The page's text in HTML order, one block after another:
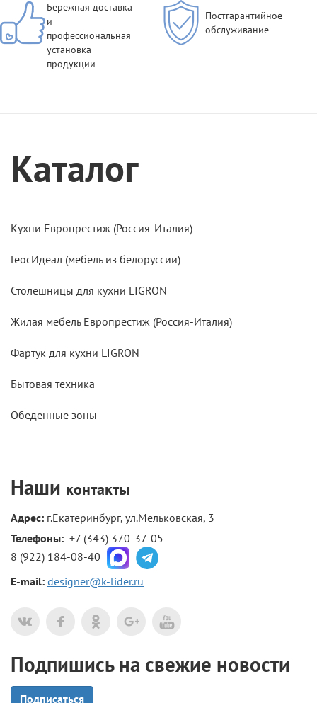
Бережная доставка
и
профессиональная
установка
продукции
Постгарантийное
обслуживание
Каталог
Кухни Европрестиж (Россия-Италия)
ГеосИдеал (мебель из белоруссии)
Столешницы для кухни LIGRON
Жилая мебель Европрестиж (Россия-Италия)
Фартук для кухни LIGRON
Бытовая техника
Обеденные зоны
Наши контакты
Адрес: г.Екатеринбург, ул.Мельковская, 3
Телефоны: +7 (343) 370-37-05
8 (922) 184-08-40
E-mail: designer@k-lider.ru
Подпишись на свежие новости